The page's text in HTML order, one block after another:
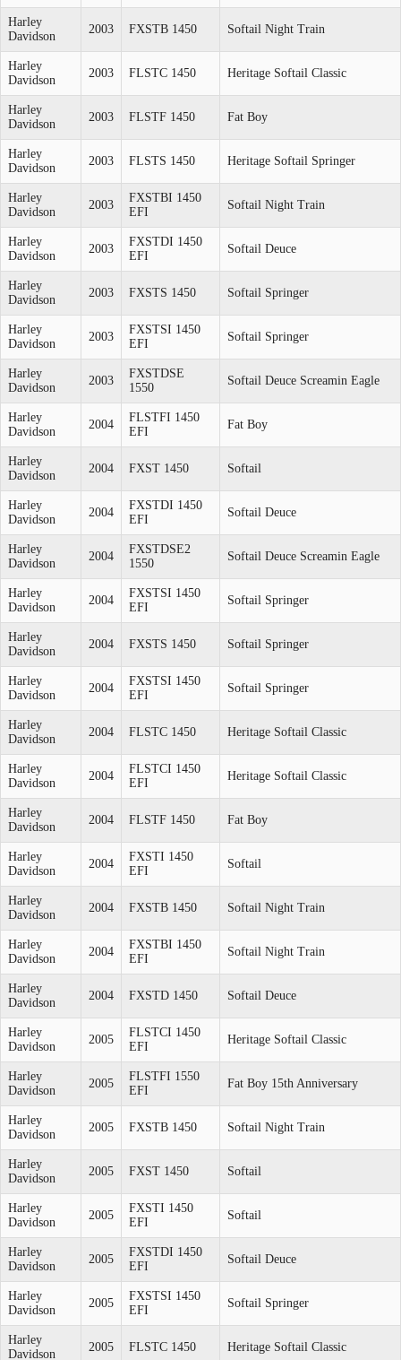
Harley
Davidson
2003 FXSTB 1450 Softail Night Train
Harley
Davidson
2003 FLSTC 1450 Heritage Softail Classic
Harley
Davidson
2003 FLSTF 1450 Fat Boy
Harley
Davidson
2003 FLSTS 1450 Heritage Softail Springer
Harley
Davidson
2003
FXSTBI 1450
EFI
Softail Night Train
Harley
Davidson
2003
FXSTDI 1450
EFI
Softail Deuce
Harley
Davidson
2003 FXSTS 1450 Softail Springer
Harley
Davidson
2003
FXSTSI 1450
EFI
Softail Springer
Harley
Davidson
2003
FXSTDSE
1550
Softail Deuce Screamin Eagle
Harley
Davidson
2004
FLSTFI 1450
EFI
Fat Boy
Harley
Davidson
2004 FXST 1450 Softail
Harley
Davidson
2004
FXSTDI 1450
EFI
Softail Deuce
Harley
Davidson
2004
FXSTDSE2
1550
Softail Deuce Screamin Eagle
Harley
Davidson
2004
FXSTSI 1450
EFI
Softail Springer
Harley
Davidson
2004 FXSTS 1450 Softail Springer
Harley
Davidson
2004
FXSTSI 1450
EFI
Softail Springer
Harley
Davidson
2004 FLSTC 1450 Heritage Softail Classic
Harley
Davidson
2004
FLSTCI 1450
EFI
Heritage Softail Classic
Harley
Davidson
2004 FLSTF 1450 Fat Boy
Harley
Davidson
2004
FXSTI 1450
EFI
Softail
Harley
Davidson
2004 FXSTB 1450 Softail Night Train
Harley
Davidson
2004
FXSTBI 1450
EFI
Softail Night Train
Harley
Davidson
2004 FXSTD 1450 Softail Deuce
Harley
Davidson
2005
FLSTCI 1450
EFI
Heritage Softail Classic
Harley
Davidson
2005
FLSTFI 1550
EFI
Fat Boy 15th Anniversary
Harley
Davidson
2005 FXSTB 1450 Softail Night Train
Harley
Davidson
2005 FXST 1450 Softail
Harley
Davidson
2005
FXSTI 1450
EFI
Softail
Harley
Davidson
2005
FXSTDI 1450
EFI
Softail Deuce
Harley
Davidson
2005
FXSTSI 1450
EFI
Softail Springer
Harley
Davidson
2005 FLSTC 1450 Heritage Softail Classic